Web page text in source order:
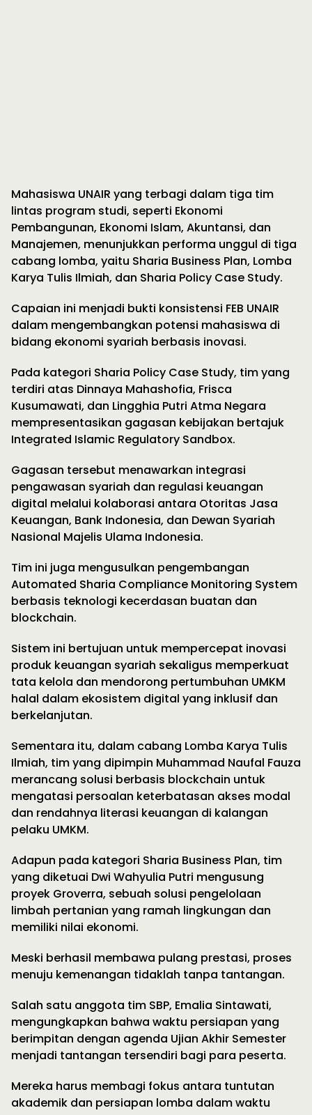
Mahasiswa UNAIR yang terbagi dalam tiga tim
lintas program studi, seperti Ekonomi
Pembangunan, Ekonomi Islam, Akuntansi, dan
Manajemen, menunjukkan performa unggul di tiga
cabang lomba, yaitu Sharia Business Plan, Lomba
Karya Tulis Ilmiah, dan Sharia Policy Case Study.
Capaian ini menjadi bukti konsistensi FEB UNAIR
dalam mengembangkan potensi mahasiswa di
bidang ekonomi syariah berbasis inovasi.
Pada kategori Sharia Policy Case Study, tim yang
terdiri atas Dinnaya Mahashofia, Frisca
Kusumawati, dan Lingghia Putri Atma Negara
mempresentasikan gagasan kebijakan bertajuk
Integrated Islamic Regulatory Sandbox.
Gagasan tersebut menawarkan integrasi
pengawasan syariah dan regulasi keuangan
digital melalui kolaborasi antara Otoritas Jasa
Keuangan, Bank Indonesia, dan Dewan Syariah
Nasional Majelis Ulama Indonesia.
Tim ini juga mengusulkan pengembangan
Automated Sharia Compliance Monitoring System
berbasis teknologi kecerdasan buatan dan
blockchain.
Sistem ini bertujuan untuk mempercepat inovasi
produk keuangan syariah sekaligus memperkuat
tata kelola dan mendorong pertumbuhan UMKM
halal dalam ekosistem digital yang inklusif dan
berkelanjutan.
Sementara itu, dalam cabang Lomba Karya Tulis
Ilmiah, tim yang dipimpin Muhammad Naufal Fauza
merancang solusi berbasis blockchain untuk
mengatasi persoalan keterbatasan akses modal
dan rendahnya literasi keuangan di kalangan
pelaku UMKM.
Adapun pada kategori Sharia Business Plan, tim
yang diketuai Dwi Wahyulia Putri mengusung
proyek Groverra, sebuah solusi pengelolaan
limbah pertanian yang ramah lingkungan dan
memiliki nilai ekonomi.
Meski berhasil membawa pulang prestasi, proses
menuju kemenangan tidaklah tanpa tantangan.
Salah satu anggota tim SBP, Emalia Sintawati,
mengungkapkan bahwa waktu persiapan yang
berimpitan dengan agenda Ujian Akhir Semester
menjadi tantangan tersendiri bagi para peserta.
Mereka harus membagi fokus antara tuntutan
akademik dan persiapan lomba dalam waktu